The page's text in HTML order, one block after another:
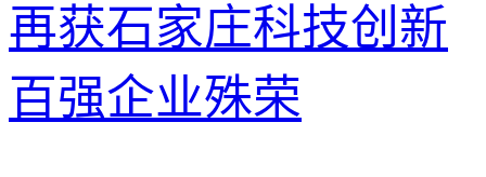
再获石家庄科技创新
百强企业殊荣